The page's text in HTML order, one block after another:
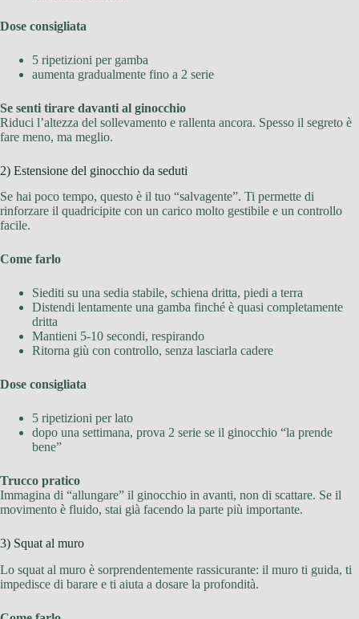
Dose consigliata
5 ripetizioni per gamba
aumenta gradualmente fino a 2 serie
Se senti tirare davanti al ginocchio
Riduci l’altezza del sollevamento e rallenta ancora. Spesso il segreto è
fare meno, ma meglio.
2) Estensione del ginocchio da seduti
Se hai poco tempo, questo è il tuo “salvagente”. Ti permette di
rinforzare il quadricipite con un carico molto gestibile e un controllo
facile.
Come farlo
Siediti su una sedia stabile, schiena dritta, piedi a terra
Distendi lentamente una gamba finché è quasi completamente
dritta
Mantieni 5-10 secondi, respirando
Ritorna giù con controllo, senza lasciarla cadere
Dose consigliata
5 ripetizioni per lato
dopo una settimana, prova 2 serie se il ginocchio “la prende
bene”
Trucco pratico
Immagina di “allungare” il ginocchio in avanti, non di scattare. Se il
movimento è fluido, stai già facendo la parte più importante.
3) Squat al muro
Lo squat al muro è sorprendentemente rassicurante: il muro ti guida, ti
impedisce di barare e ti aiuta a dosare la profondità.